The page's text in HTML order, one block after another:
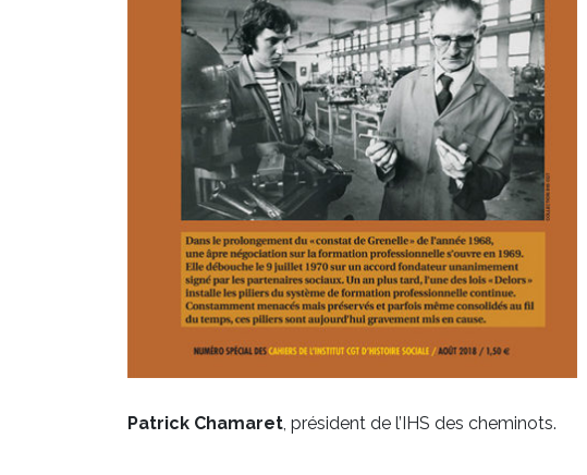
Patrick Chamaret, président de l’IHS des cheminots.